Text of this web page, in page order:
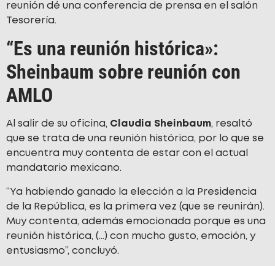
reunión dé una conferencia de prensa en el salón
Tesorería.
“Es una reunión histórica»:
Sheinbaum sobre reunión con
AMLO
Al salir de su oficina, Claudia Sheinbaum, resaltó
que se trata de una reunión histórica, por lo que se
encuentra muy contenta de estar con el actual
mandatario mexicano.
“Ya habiendo ganado la elección a la Presidencia
de la República, es la primera vez (que se reunirán).
Muy contenta, además emocionada porque es una
reunión histórica, (…) con mucho gusto, emoción, y
entusiasmo”, concluyó.